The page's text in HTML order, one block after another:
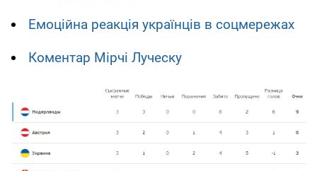
Емоційна реакція українців в соцмережах
Коментар Мірчі Луческу